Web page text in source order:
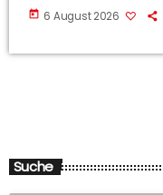
today 6 August 2026
Suche